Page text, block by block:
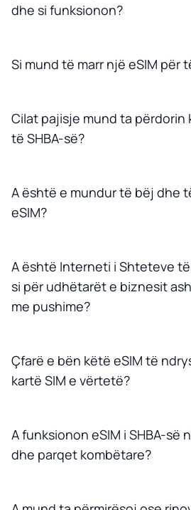
dhe si funksionon?
Si mund të marr një eSIM për
Cilat pajisje mund ta përdorin
të SHBA-së?
A është e mundur të bëj dhe
eSIM?
A është Interneti i Shteteve të
si për udhëtarët e biznesit
me pushime?
Çfarë e bën këtë eSIM të
kartë SIM e vërtetë?
A funksionon eSIM i SHBA-së
dhe parqet kombëtare?